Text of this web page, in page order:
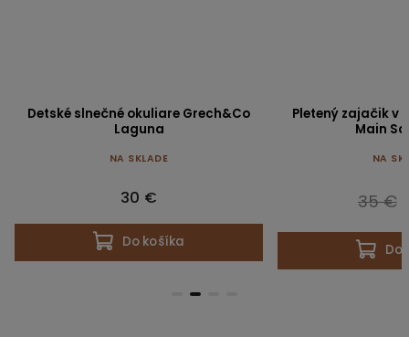
Detské slnečné okuliare Grech&Co
Laguna
NA SKLADE
30 €
Do košíka
Pletený zajačik v
Main
NA
35 €
Do